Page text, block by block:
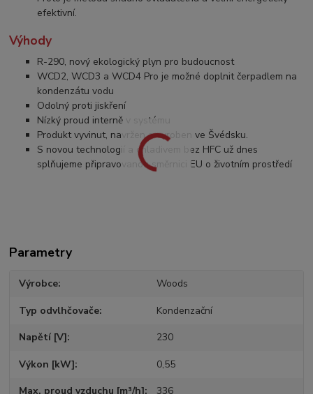
efektivní.
Výhody
R-290, nový ekologický plyn pro budoucnost
WCD2, WCD3 a WCD4 Pro je možné doplnit čerpadlem na
kondenzátu vodu
Odolný proti jiskření
Nízký proud interně v systému
Produkt vyvinut, navržen a vyroben ve Švédsku.
S novou technologií a chladivem bez HFC už dnes
splňujeme připravovanou směrnici EU o životním prostředí
Parametry
Výrobce Woods
Typ odvlhčovače Kondenzační
Napětí [V] 230
Výkon [kW] 0,55
Max. proud vzduchu [m³/h] 336